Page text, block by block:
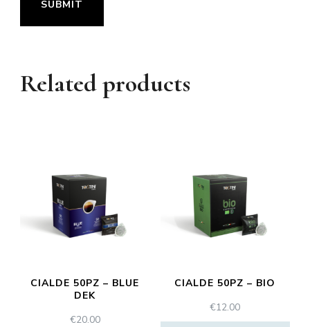
Related products
CIALDE 50PZ – BLUE
DEK
€20.00
CIALDE 50PZ – BIO
€12.00